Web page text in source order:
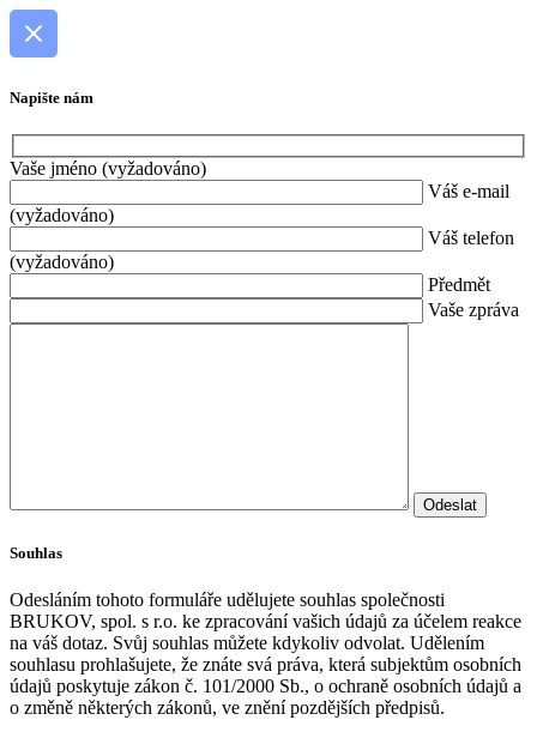
Napište nám
Vaše jméno (vyžadováno)
Váš e-mail
(vyžadováno)
Váš telefon
(vyžadováno)
Předmět
Vaše zpráva
Souhlas
Odesláním tohoto formuláře udělujete souhlas společnosti
BRUKOV, spol. s r.o. ke zpracování vašich údajů za účelem reakce
na váš dotaz. Svůj souhlas můžete kdykoliv odvolat. Udělením
souhlasu prohlašujete, že znáte svá práva, která subjektům osobních
údajů poskytuje zákon č. 101/2000 Sb., o ochraně osobních údajů a
o změně některých zákonů, ve znění pozdějších předpisů.